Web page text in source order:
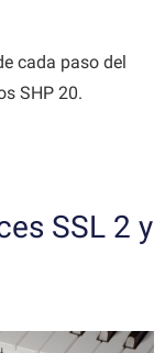
cada paso del
SHP 20.
SSL 2 y